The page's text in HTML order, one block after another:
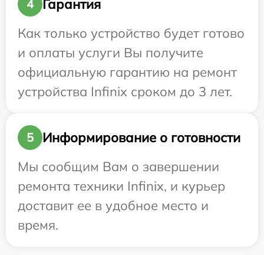
4
Гарантия
Как только устройство будет готово
и оплаты услуги Вы получите
официальную гарантию на ремонт
устройства Infinix сроком до 3 лет.
5
Информирование о готовности
Мы сообщим Вам о завершении
ремонта техники Infinix, и курьер
доставит ее в удобное место и
время.